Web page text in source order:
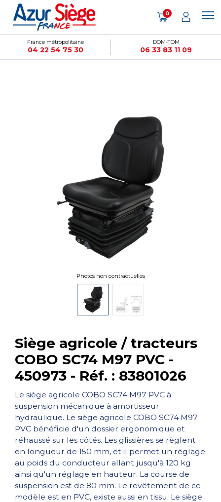
France métropolitaine
04 22 54 75 30
DOM-TOM
06 33 83 11 09
0
Siège agricole / tracteurs
COBO SC74 M97 PVC -
450973 - Réf. : 83801026
Le siège agricole COBO SC74 M97 PVC à
suspension mécanique à amortisseur
hydraulique. Le siège agricole COBO SC74 M97
PVC bénéficie d'un dossier ergonomique et
réhaussé sur les côtés. Les glissières se règlent
en longueur de 150 mm, et il permet un réglage
au poids du conducteur allant jusqu'à 120 kg
ainsi qu'un réglage en hauteur. La course de
suspension est de 80 mm. Le revêtement de ce
modèle est en PVC, existe aussi en tissu. Le siège
Photos non contractuelles
Panneau de gestion des cookies